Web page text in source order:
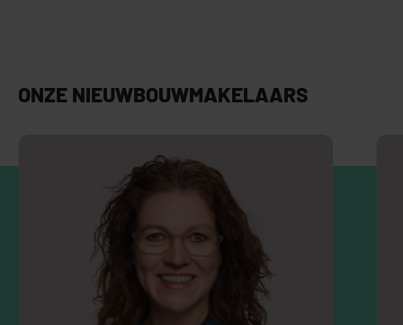
ONZE NIEUWBOUWMAKELAARS